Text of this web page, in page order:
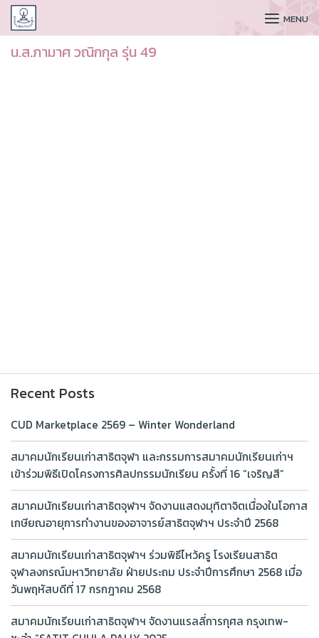
CUDAA MENU
น.ส.ภามาศ วณิกกุล รุ่น 49
Recent Posts
CUD Marketplace 2569 – Winter Wonderland
สมาคมนักเรียนเก่าสาธิตจุฬา และกรรมการสมาคมนักเรียนเก่าฯ
เข้าร่วมพิธีเปิดโครงการศิลปกรรมนักเรียน ครั้งที่ 16 “เจริญสี”
สมาคมนักเรียนเก่าสาธิตจุฬาฯ จัดงานแสดงมุทิตาจิตเนื่องในโอกาส
เกษียณอายุการทำงานของอาจารย์สาธิตจุฬาฯ ประจำปี 2568
สมาคมนักเรียนเก่าสาธิตจุฬาฯ ร่วมพิธีไหว้ครู โรงเรียนสาธิต
จุฬาลงกรณ์มหาวิทยาลัย ฝ่ายประถม ประจำปีการศึกษา 2568 เมื่อ
วันพฤหัสบดีที่ 17 กรกฎาคม 2568
สมาคมนักเรียนเก่าสาธิตจุฬาฯ จัดงานแรลลี่การกุศล กรุงเทพ-